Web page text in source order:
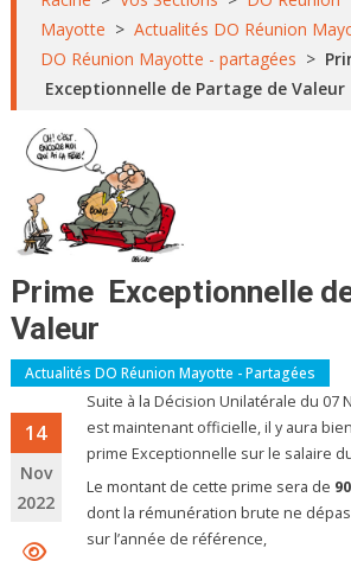
Mayotte > Actualités DO Réunion
DO Réunion Mayotte - partagées >
Exceptionnelle de Partage de Valeur
Prime Exceptionnelle
Valeur
Actualités DO Réunion Mayotte - Partagées
14
Nov
2022
Suite à la Décision Unilatérale du 07
est maintenant officielle, il y aura
prime Exceptionnelle sur le salaire
Le montant de cette prime sera de
dont la rémunération brute ne
sur l’année de référence,